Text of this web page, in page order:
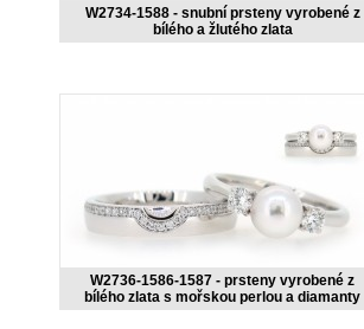
W2734-1588 - snubní prsteny vyrobené z
bílého a žlutého zlata
W2736-1586-1587 - prsteny vyrobené z
bílého zlata s mořskou perlou a diamanty